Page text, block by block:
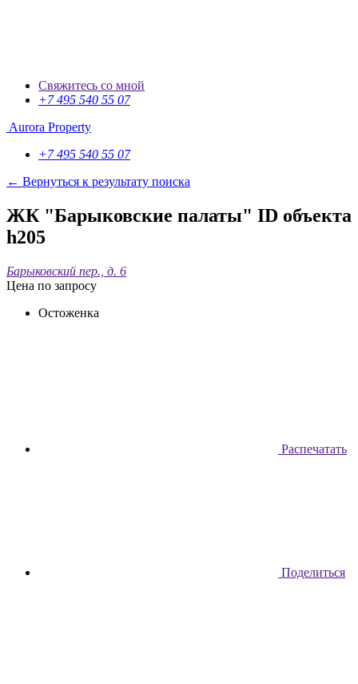
Свяжитесь со мной
+7 495 540 55 07
Aurora Property
+7 495 540 55 07
← Вернуться к результату поиска
ЖК "Барыковские палаты" ID объекта
h205
Барыковский пер., д. 6
Цена по запросу
Остоженка
Распечатать
Поделиться